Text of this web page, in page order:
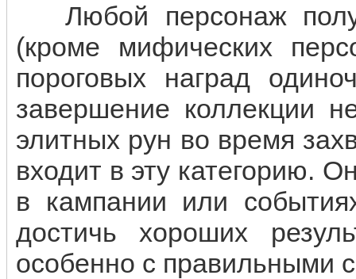
Любой персонаж
(кроме мифических
пороговых наград
завершение коллекции
элитных рун во время
входит в эту категорию.
в кампании или
достичь хороших
особенно с правильными